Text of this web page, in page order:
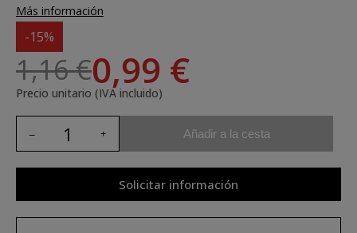
Más información
-15%
1,16 €0,99 €
Precio unitario (IVA incluido)
Añadir a la cesta
Solicitar información